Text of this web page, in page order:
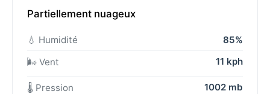
Partiellement nuageux
💧 Humidité
85%
🌬️ Vent
11 kph
🌡️ Pression 1002 mb